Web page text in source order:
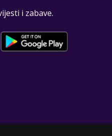
i zabave.